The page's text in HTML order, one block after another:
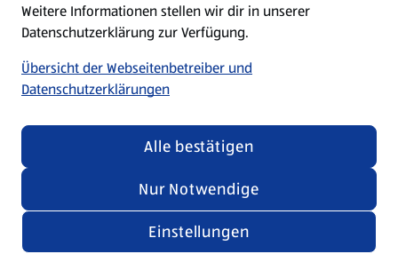
Datenschutz- und Richtlinienmenü
Cookie-Einstellungen
Impressum
Nutzungsbedingungen
Security Policy
Compliance | Hinweisstellen
Weitere Informationen stellen wir dir in unserer
Datenschutzerklärung zur Verfügung.
Übersicht der Webseitenbetreiber und
Datenschutzerklärungen
Einstellungen
Nur Notwendige
Alle bestätigen